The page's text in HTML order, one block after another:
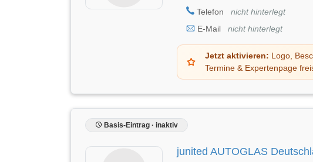
Telefon
nicht hinterlegt
E-Mail
nicht hinterlegt
Jetzt aktivieren: Logo,
Termine & Expertenpage
Basis-Eintrag · inaktiv
junited AUTOGLAS